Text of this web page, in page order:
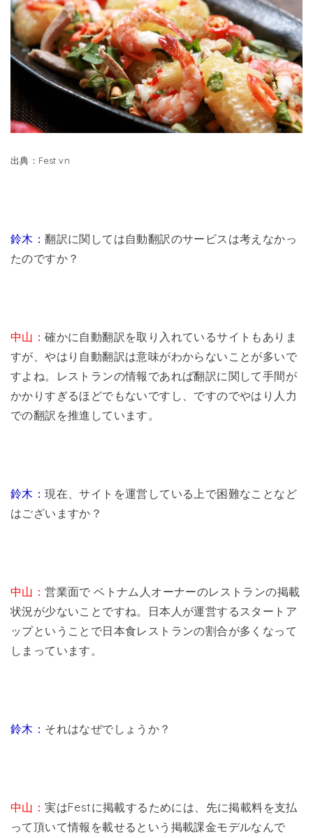
出典：Fest.vn
鈴木：翻訳に関しては自動翻訳のサービスは考えなかっ
たのですか？
中山：確かに自動翻訳を取り入れているサイトもありま
すが、やはり自動翻訳は意味がわからないことが多いで
すよね。レストランの情報であれば翻訳に関して手間が
かかりすぎるほどでもないですし、ですのでやはり人力
での翻訳を推進しています。
鈴木：現在、サイトを運営している上で困難なことなど
はございますか？
中山：営業面で ベトナム人オーナーのレストランの掲載
状況が少ないことですね。日本人が運営するスタートア
ップということで日本食レストランの割合が多くなって
しまっています。
鈴木： それはなぜでしょうか？
中山：実はFestに掲載するためには、先に掲載料を支払
って頂いて情報を載せるという掲載課金モデルなんで